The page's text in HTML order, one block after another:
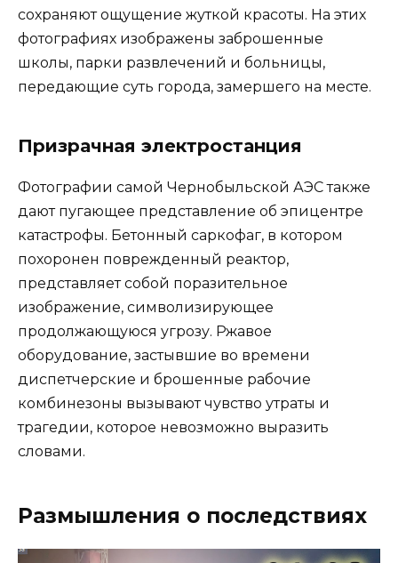
сохраняют ощущение жуткой красоты. На этих
фотографиях изображены заброшенные
школы, парки развлечений и больницы,
передающие суть города, замершего на месте.
Призрачная электростанция
Фотографии самой Чернобыльской АЭС также
дают пугающее представление об эпицентре
катастрофы. Бетонный саркофаг, в котором
похоронен поврежденный реактор,
представляет собой поразительное
изображение, символизирующее
продолжающуюся угрозу. Ржавое
оборудование, застывшие во времени
диспетчерские и брошенные рабочие
комбинезоны вызывают чувство утраты и
трагедии, которое невозможно выразить
словами.
Размышления о последствиях